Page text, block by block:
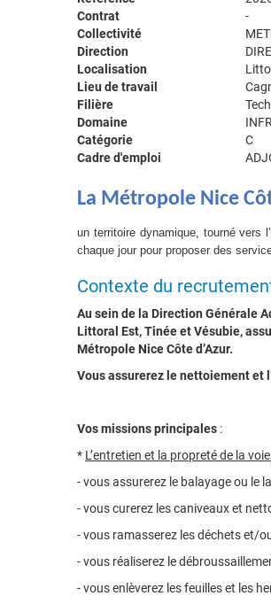
Contrat
-
Collectivité
Direction
Localisation
Lieu de travail
Filière
Domaine
Catégorie
C
Cadre d'emploi
La Métropole Nice
un territoire dynamique, tourné vers
chaque jour pour proposer des
Contexte du
Au sein de la Direction Générale
Littoral Est, Tinée et Vésubie,
Métropole Nice Côte d’Azur.
Vous assurerez le nettoiement et
Vos missions principales :
* L’entretien et la propreté de la
- vous assurerez le balayage ou le
- vous curerez les caniveaux et
- vous ramasserez les déchets et/
- vous réaliserez le
- vous enlèverez les feuilles et les